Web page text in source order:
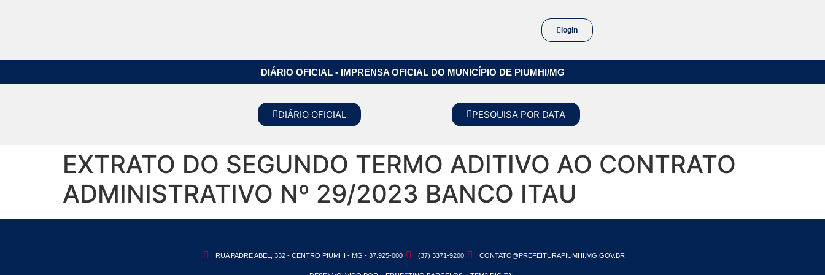
login
DIÁRIO OFICIAL - IMPRENSA OFICIAL DO MUNICÍPIO DE PIUMHI/MG
DIÁRIO OFICIAL PESQUISA POR DATA
EXTRATO DO SEGUNDO TERMO ADITIVO AO CONTRATO
ADMINISTRATIVO Nº 29/2023 BANCO ITAU
RUA PADRE ABEL, 332 - CENTRO PIUMHI - MG - 37.925-000 (37) 3371-9200 CONTATO@PREFEITURAPIUMHI.MG.GOV.BR